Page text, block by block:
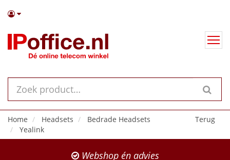
Terug
Home Headsets
Bedrade Headsets
Yealink
Webshop én advies